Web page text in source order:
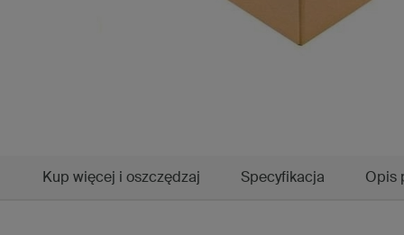
Kup więcej i oszczędzaj Specyfikacja Opis